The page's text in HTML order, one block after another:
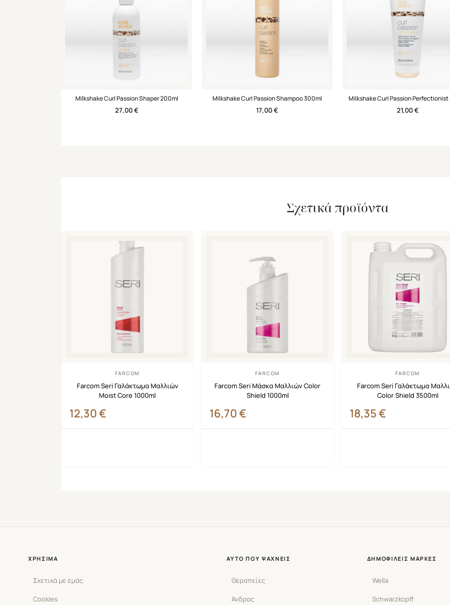
Milkshake Curl Passion Shaper 200ml
27,00€
Milkshake Curl Passion Shampoo 300ml
17,00€
Milkshake Curl Passion
21,00€
Σχετικά προϊόντα
FARCOM
Farcom Seri Γαλάκτωμα Μαλλιών
Moist Core 1000ml
12,30€
FARCOM
Farcom Seri Μάσκα Μαλλιών Color
Shield 1000ml
16,70€
FARCOM
Farcom Seri Γαλάκτωμα
Color Shield 3500ml
18,35€
ΧΡΉΣΙΜΑ
Σχετικά με εμάς
Cookies
ΑΥΤΌ ΠΟΥ ΨΆΧΝΕΙΣ
Θεραπείες
Άνδρας
ΔΗΜΟΦΙΛΕΊΣ ΜΆΡΚΕΣ
Wella
Schwarzkopff